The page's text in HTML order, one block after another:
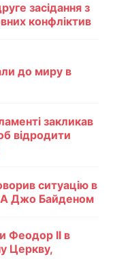
засідання з
конфліктив
до миру в
закликав
відродити
ситуацію в
Джо Байденом
Феодор II в
Церкву,